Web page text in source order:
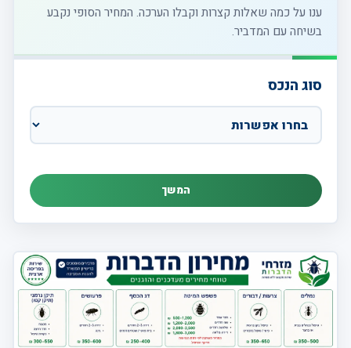
ענו על כמה שאלות קצרות וקבלו הערכה. המחיר הסופי נקבע
בשיחה עם המדביר.
סוג הנכס
המשך